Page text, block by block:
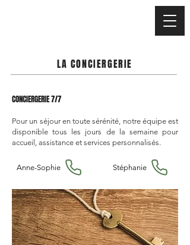
LA CONCIERGERIE
CONCIERGERIE 7/7
Pour un séjour en toute sérénité, notre équipe est
disponible tous les jours de la semaine pour
accueil, assistance et services personnalisés.
Anne-Sophie Stéphanie